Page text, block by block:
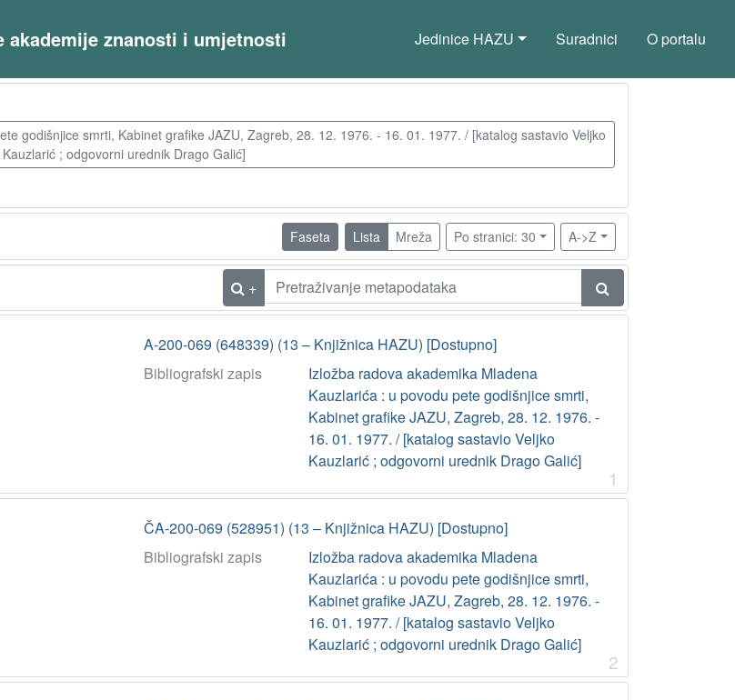
akademije znanosti i umjetnosti Jedinice HAZU Suradnici O portalu
godišnjice smrti, Kabinet grafike JAZU, Zagreb, 28. 12. 1976. - 16. 01. 1977. / [katalog sastavio Veljko
Kauzlarić ; odgovorni urednik Drago Galić]
Faseta Lista Mreža Po stranici: 30 A->Z
+
A-200-069 (648339) (13 – Knjižnica HAZU) [Dostupno]
Bibliografski zapis
Izložba radova akademika Mladena
Kauzlarića : u povodu pete godišnjice smrti,
Kabinet grafike JAZU, Zagreb, 28. 12. 1976. -
16. 01. 1977. / [katalog sastavio Veljko
Kauzlarić ; odgovorni urednik Drago Galić]
1
ČA-200-069 (528951) (13 – Knjižnica HAZU) [Dostupno]
Bibliografski zapis
Izložba radova akademika Mladena
Kauzlarića : u povodu pete godišnjice smrti,
Kabinet grafike JAZU, Zagreb, 28. 12. 1976. -
16. 01. 1977. / [katalog sastavio Veljko
Kauzlarić ; odgovorni urednik Drago Galić]
2